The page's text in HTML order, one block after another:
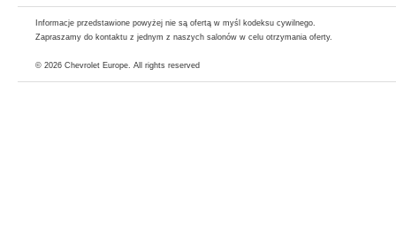
Informacje przedstawione powyżej nie są ofertą w myśl kodeksu cywilnego.
Zapraszamy do kontaktu z jednym z naszych salonów w celu otrzymania oferty.
© 2026 Chevrolet Europe. All rights reserved